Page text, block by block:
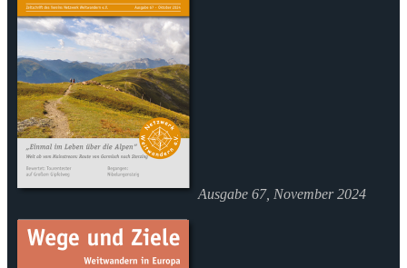
Ausgabe 67, November 2024